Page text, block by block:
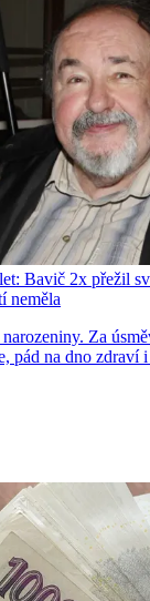
Bavič 2x přežil
neměla
Za
pád na dno zdraví